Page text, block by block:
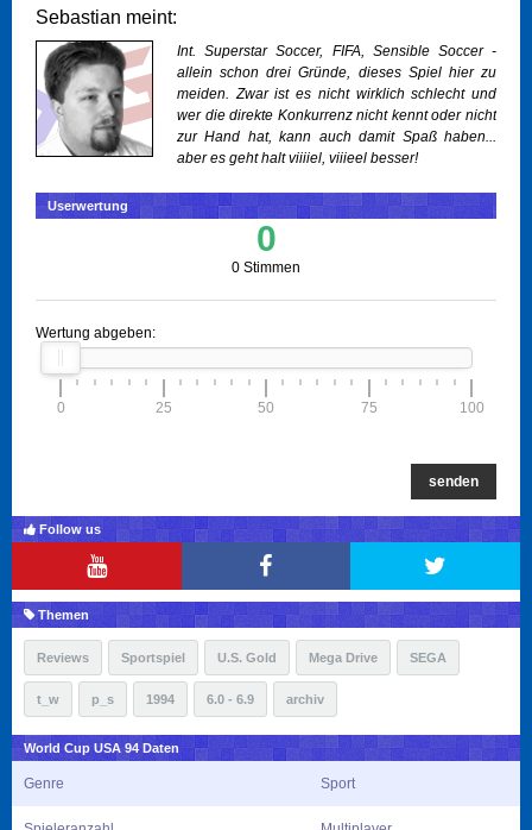
Sebastian meint:
Int. Superstar Soccer, FIFA, Sensible Soccer -
allein schon drei Gründe, dieses Spiel hier zu
meiden. Zwar ist es nicht wirklich schlecht und
wer die direkte Konkurrenz nicht kennt oder nicht
zur Hand hat, kann auch damit Spaß haben...
aber es geht halt viiiiel, viiieel besser!
Userwertung
0
0 Stimmen
Wertung abgeben:
0 25 50 75 100
senden
Follow us
Themen
Reviews Sportspiel U.S. Gold Mega Drive SEGA
t_w p_s 1994 6.0 - 6.9 archiv
World Cup USA 94 Daten
Genre Sport